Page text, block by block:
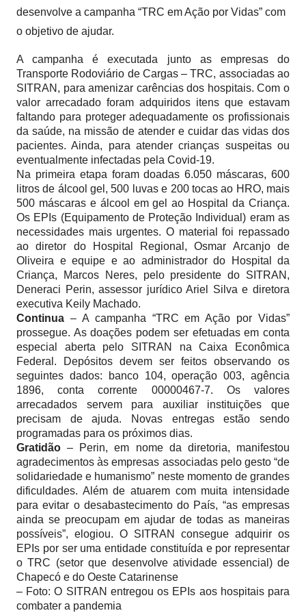
desenvolve a campanha “TRC em Ação por Vidas” com
o objetivo de ajudar.
A campanha é executada junto as empresas do
Transporte Rodoviário de Cargas – TRC, associadas ao
SITRAN, para amenizar carências dos hospitais. Com o
valor arrecadado foram adquiridos itens que estavam
faltando para proteger adequadamente os profissionais
da saúde, na missão de atender e cuidar das vidas dos
pacientes. Ainda, para atender crianças suspeitas ou
eventualmente infectadas pela Covid-19.
Na primeira etapa foram doadas 6.050 máscaras, 600
litros de álcool gel, 500 luvas e 200 tocas ao HRO, mais
500 máscaras e álcool em gel ao Hospital da Criança.
Os EPIs (Equipamento de Proteção Individual) eram as
necessidades mais urgentes. O material foi repassado
ao diretor do Hospital Regional, Osmar Arcanjo de
Oliveira e equipe e ao administrador do Hospital da
Criança, Marcos Neres, pelo presidente do SITRAN,
Deneraci Perin, assessor jurídico Ariel Silva e diretora
executiva Keily Machado.
Continua – A campanha “TRC em Ação por Vidas”
prossegue. As doações podem ser efetuadas em conta
especial aberta pelo SITRAN na Caixa Econômica
Federal. Depósitos devem ser feitos observando os
seguintes dados: banco 104, operação 003, agência
1896, conta corrente 00000467-7. Os valores
arrecadados servem para auxiliar instituições que
precisam de ajuda. Novas entregas estão sendo
programadas para os próximos dias.
Gratidão – Perin, em nome da diretoria, manifestou
agradecimentos às empresas associadas pelo gesto “de
solidariedade e humanismo” neste momento de grandes
dificuldades. Além de atuarem com muita intensidade
para evitar o desabastecimento do País, “as empresas
ainda se preocupam em ajudar de todas as maneiras
possíveis”, elogiou. O SITRAN consegue adquirir os
EPIs por ser uma entidade constituída e por representar
o TRC (setor que desenvolve atividade essencial) de
Chapecó e do Oeste Catarinense
– Foto: O SITRAN entregou os EPIs aos hospitais para
combater a pandemia